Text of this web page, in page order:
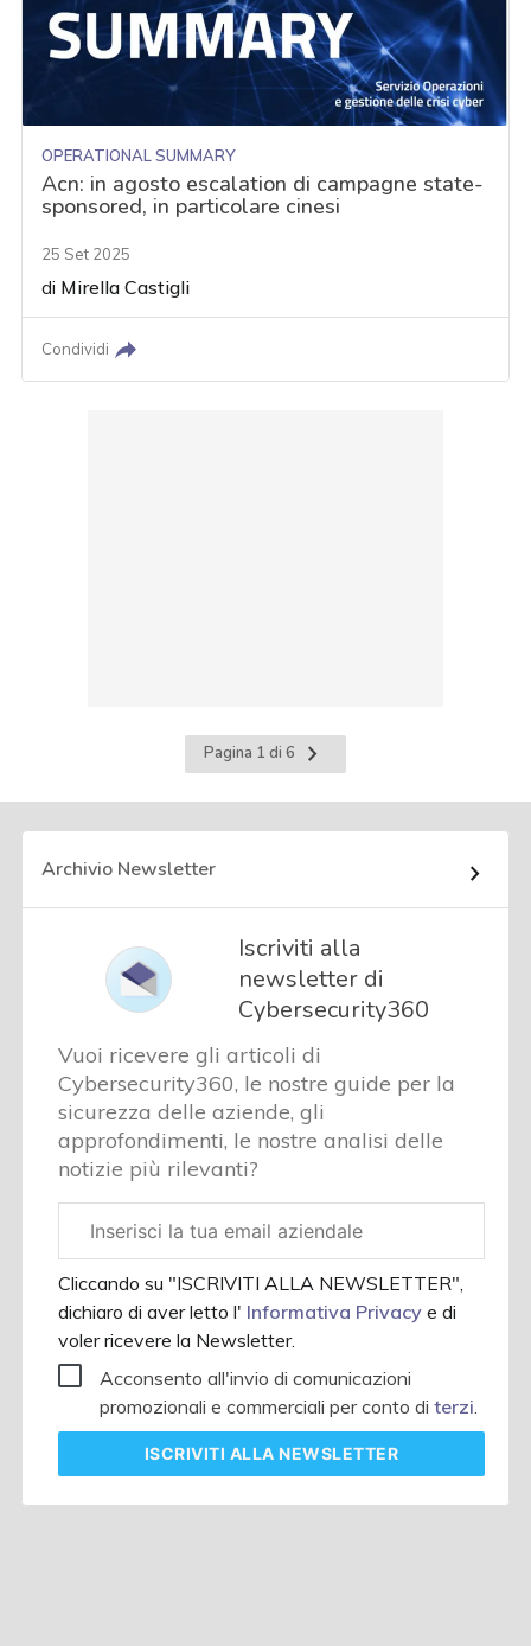
OPERATIONAL SUMMARY
Acn: in agosto escalation di campagne state-
sponsored, in particolare cinesi
25 Set 2025
di Mirella Castigli
Condividi
Pagina 1 di 6
Pagina
successiva
Archivio Newsletter
Iscriviti alla
newsletter di
Cybersecurity360
Vuoi ricevere gli articoli di
Cybersecurity360, le nostre guide per la
sicurezza delle aziende, gli
approfondimenti, le nostre analisi delle
notizie più rilevanti?
aziendale
Cliccando su "ISCRIVITI ALLA NEWSLETTER",
dichiaro di aver letto l' Informativa Privacye di
voler ricevere la Newsletter.
Acconsento all'invio di comunicazioni
promozionali e commerciali per conto diterzi.
ISCRIVITI ALLA NEWSLETTER